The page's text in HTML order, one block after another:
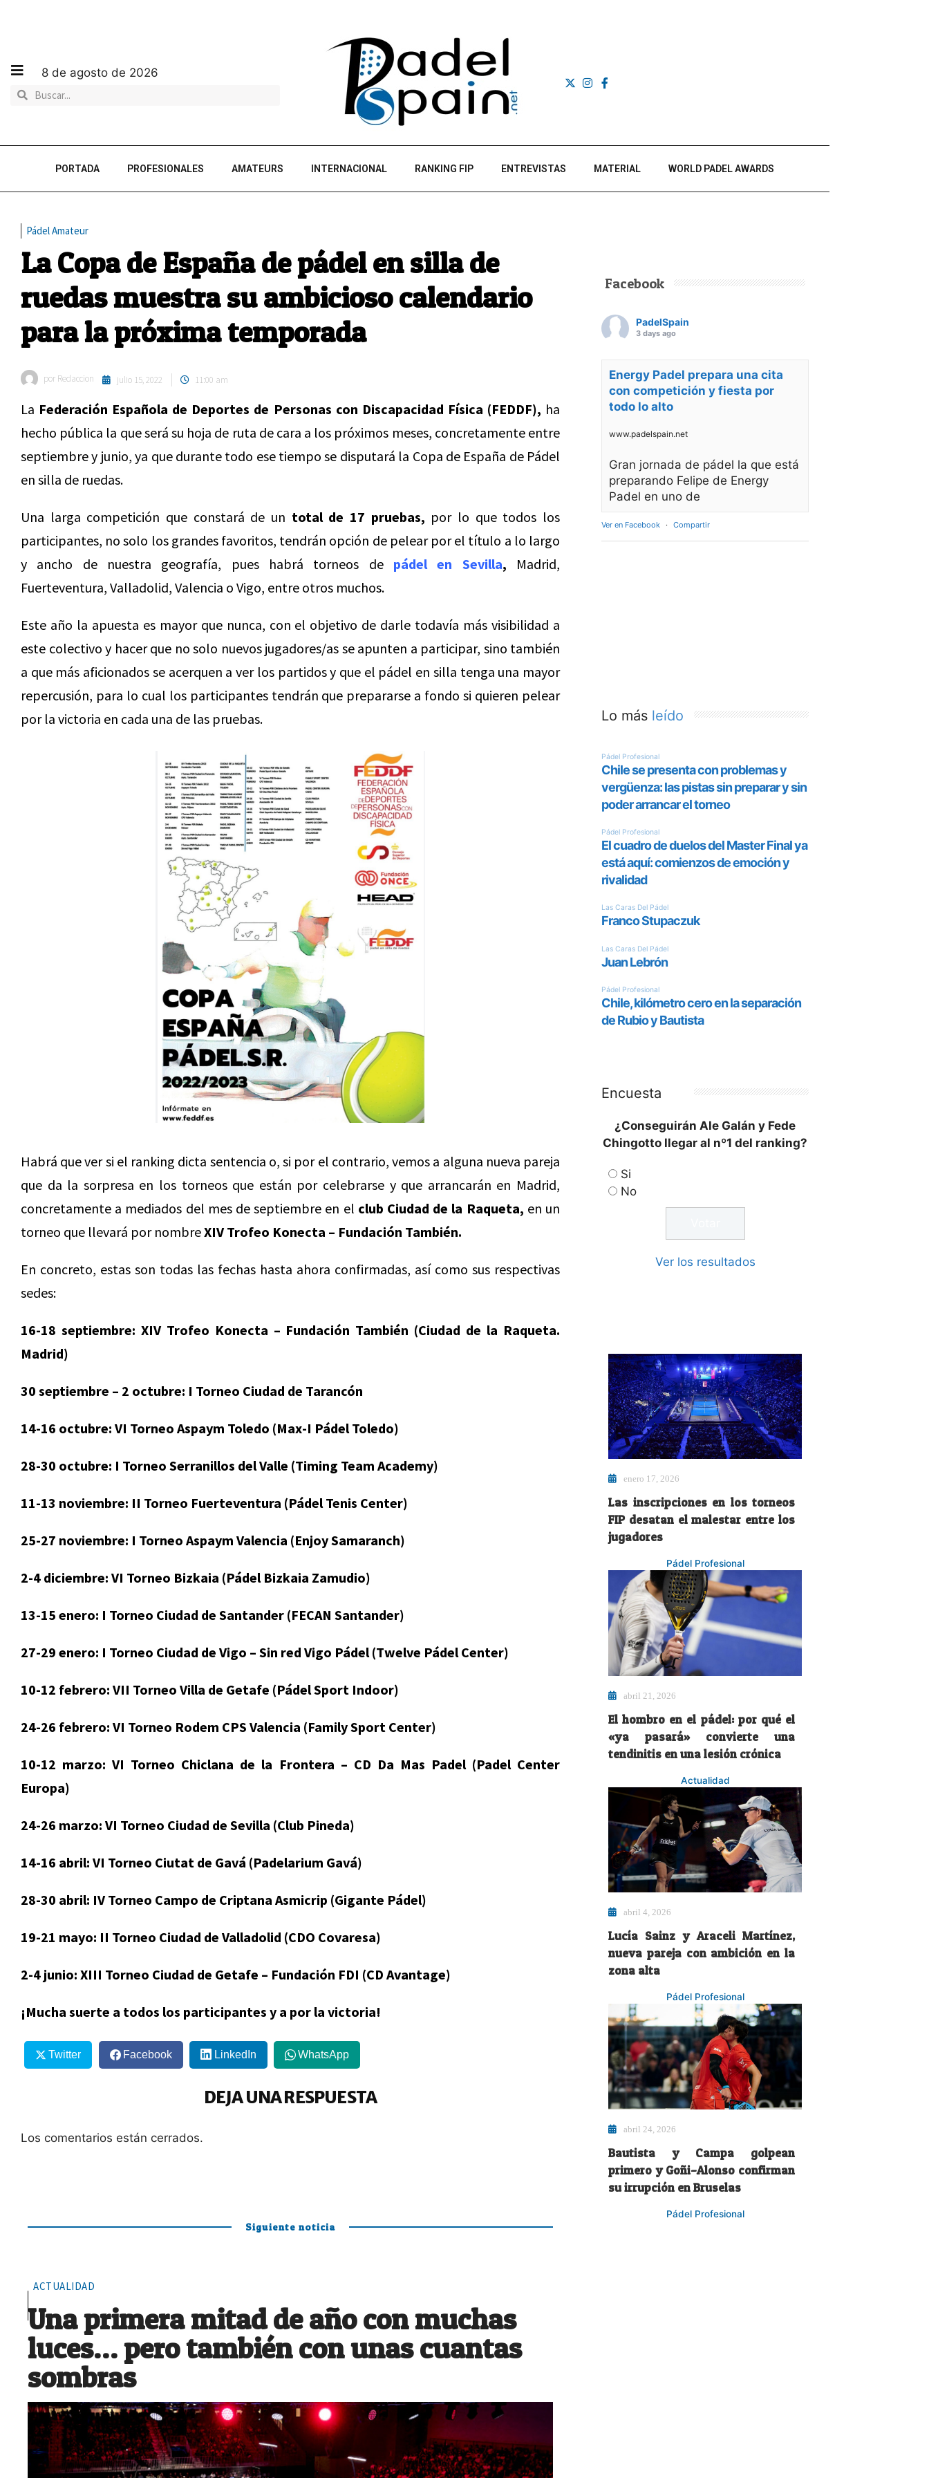
8 de agosto de 2026
PORTADA PROFESIONALES AMATEURS INTERNACIONAL RANKING FIP ENTREVISTAS MATERIAL WORLD PADEL AWARDS
Pádel Amateur
La Copa de España de pádel en silla de
ruedas muestra su ambicioso calendario
para la próxima temporada
por Redaccion julio 15, 2022 11:00 am
La Federación Española de Deportes de Personas con Discapacidad Física (FEDDF), ha
hecho pública la que será su hoja de ruta de cara a los próximos meses, concretamente entre
septiembre y junio, ya que durante todo ese tiempo se disputará la Copa de España de Pádel
en silla de ruedas.
Una larga competición que constará de un total de 17 pruebas, por lo que todos los
participantes, no solo los grandes favoritos, tendrán opción de pelear por el título a lo largo
y ancho de nuestra geografía, pues habrá torneos de pádel en Sevilla, Madrid,
Fuerteventura, Valladolid, Valencia o Vigo, entre otros muchos.
Este año la apuesta es mayor que nunca, con el objetivo de darle todavía más visibilidad a
este colectivo y hacer que no solo nuevos jugadores/as se apunten a participar, sino también
a que más aficionados se acerquen a ver los partidos y que el pádel en silla tenga una mayor
repercusión, para lo cual los participantes tendrán que prepararse a fondo si quieren pelear
por la victoria en cada una de las pruebas.
Habrá que ver si el ranking dicta sentencia o, si por el contrario, vemos a alguna nueva pareja
que da la sorpresa en los torneos que están por celebrarse y que arrancarán en Madrid,
concretamente a mediados del mes de septiembre en el club Ciudad de la Raqueta, en un
torneo que llevará por nombreXIV Trofeo Konecta – Fundación También.
En concreto, estas son todas las fechas hasta ahora confirmadas, así como sus respectivas
sedes:
16-18 septiembre: XIV Trofeo Konecta – Fundación También (Ciudad de la Raqueta.
Madrid)
30 septiembre – 2 octubre: I Torneo Ciudad de Tarancón
14-16 octubre: VI Torneo Aspaym Toledo (Max-I Pádel Toledo)
28-30 octubre: I Torneo Serranillos del Valle (Timing Team Academy)
11-13 noviembre: II Torneo Fuerteventura (Pádel Tenis Center)
25-27 noviembre: I Torneo Aspaym Valencia (Enjoy Samaranch)
2-4 diciembre: VI Torneo Bizkaia (Pádel Bizkaia Zamudio)
13-15 enero: I Torneo Ciudad de Santander (FECAN Santander)
27-29 enero: I Torneo Ciudad de Vigo – Sin red Vigo Pádel (Twelve Pádel Center)
10-12 febrero: VII Torneo Villa de Getafe (Pádel Sport Indoor)
24-26 febrero: VI Torneo Rodem CPS Valencia (Family Sport Center)
10-12 marzo: VI Torneo Chiclana de la Frontera – CD Da Mas Padel (Padel Center
Europa)
24-26 marzo: VI Torneo Ciudad de Sevilla (Club Pineda)
14-16 abril: VI Torneo Ciutat de Gavá (Padelarium Gavá)
28-30 abril: IV Torneo Campo de Criptana Asmicrip (Gigante Pádel)
19-21 mayo: II Torneo Ciudad de Valladolid (CDO Covaresa)
2-4 junio: XIII Torneo Ciudad de Getafe – Fundación FDI (CD Avantage)
¡Mucha suerte a todos los participantes y a por la victoria!
Twitter Facebook LinkedIn WhatsApp
DEJA UNA RESPUESTA
Los comentarios están cerrados.
Siguiente noticia
ACTUALIDAD
Una primera mitad de año con muchas
luces… pero también con unas cuantas
sombras
Facebook
PadelSpain
3 days ago
Energy Padel prepara una cita
con competición y fiesta por
todo lo alto
www.padelspain.net
Gran jornada de pádel la que está
preparando Felipe de Energy
Padel en uno de
Ver en Facebook · Compartir
Lo más leído
Encuesta
¿Conseguirán Ale Galán y Fede
Chingotto llegar al nº1 del ranking?
Si
No
Ver los resultados
enero 17, 2026
Las inscripciones en los torneos
FIP desatan el malestar entre los
jugadores
Pádel Profesional
abril 21, 2026
El hombro en el pádel: por qué el
«ya pasará» convierte una
tendinitis en una lesión crónica
Actualidad
abril 4, 2026
Lucía Sainz y Araceli Martínez,
nueva pareja con ambición en la
zona alta
Pádel Profesional
abril 24, 2026
Bautista y Campa golpean
primero y Goñi–Alonso confirman
su irrupción en Bruselas
Pádel Profesional